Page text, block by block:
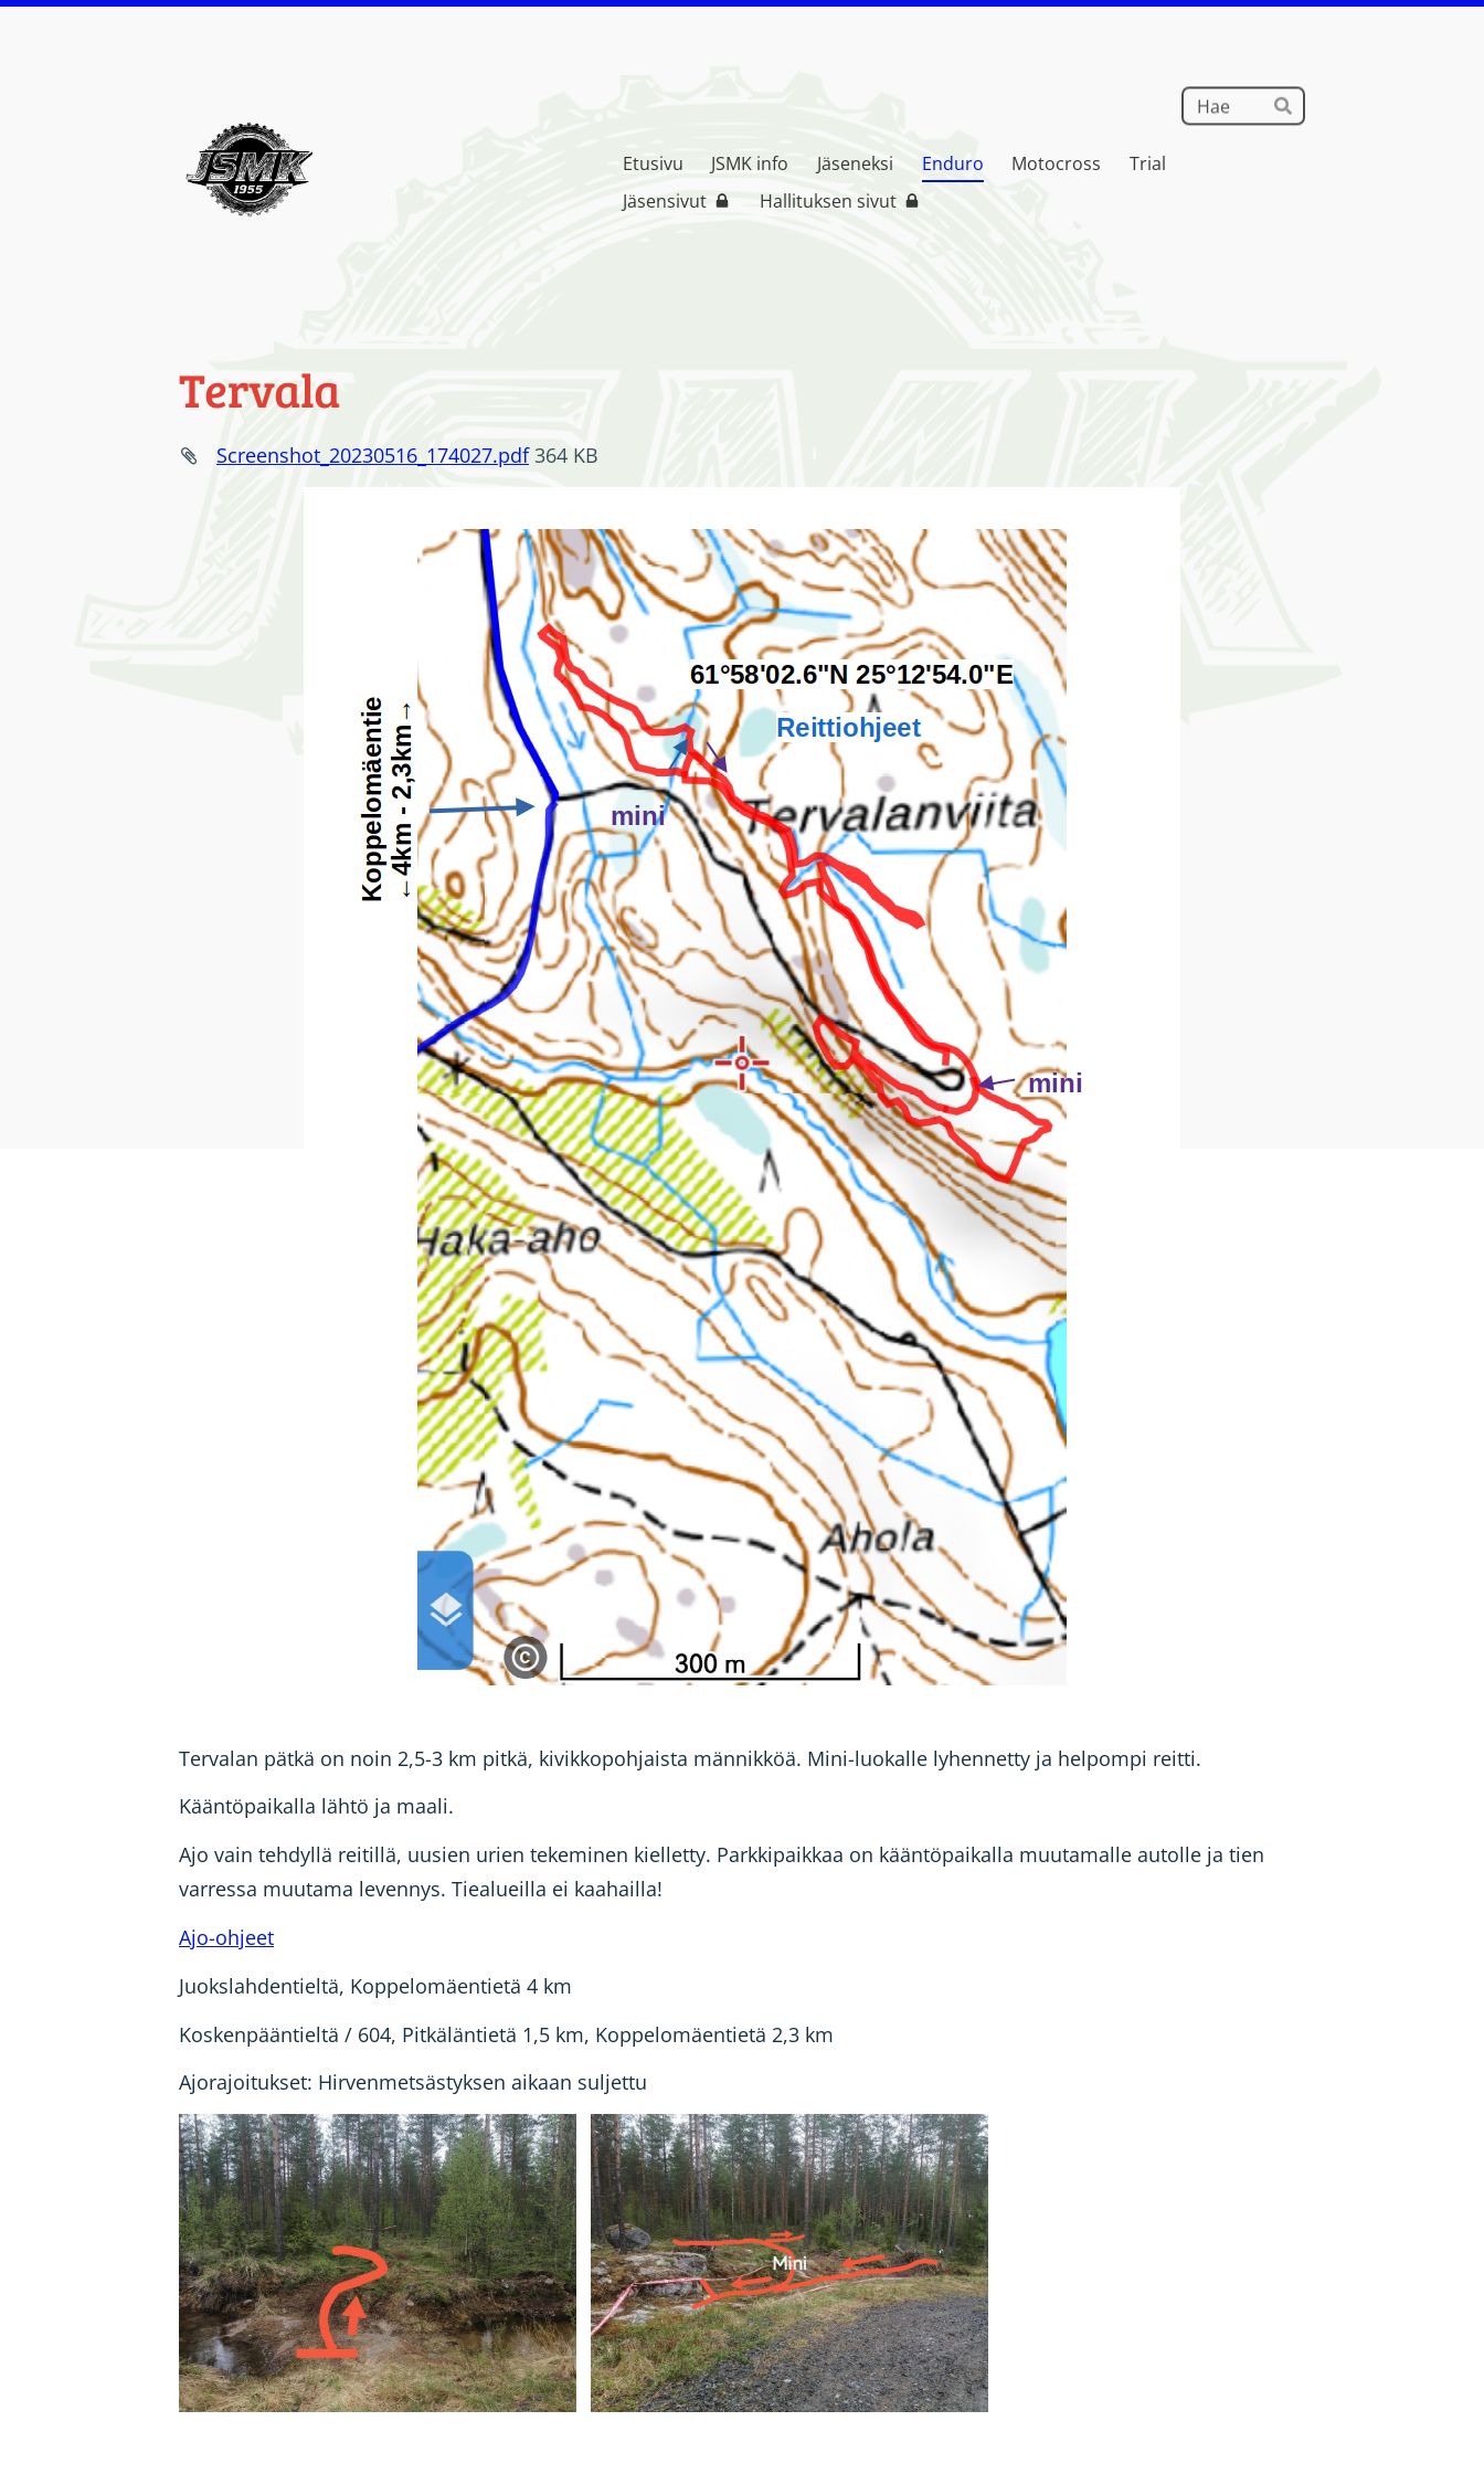
Haku
Hae
Jämsän Seudun Moottorikerho ( JSMK )
Etusivu JSMK info Jäseneksi Enduro Motocross
Trial
Jäsensivut
Hallituksen sivut
Tervala
Screenshot_20230516_174027.pdf 364 KB
Tervalan pätkä on noin 2,5-3 km pitkä, kivikkopohjaista männikköä. Mini-luokalle lyhennetty ja helpompi reitti.
Kääntöpaikalla lähtö ja maali.
Ajo vain tehdyllä reitillä, uusien urien tekeminen kielletty. Parkkipaikkaa on kääntöpaikalla muutamalle autolle ja tien
varressa muutama levennys. Tiealueilla ei kaahailla!
Ajo-ohjeet
Juokslahdentieltä, Koppelomäentietä 4 km
Koskenpääntieltä / 604, Pitkäläntietä 1,5 km, Koppelomäentietä 2,3 km
Ajorajoitukset: Hirvenmetsästyksen aikaan suljettu